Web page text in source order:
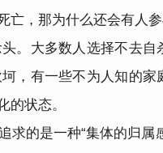
亡，那为什么还会有人
。大多数人选择不去
，有一些不为人知的
的状态。
的是一种“集体的归属